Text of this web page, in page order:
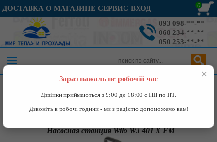
ДОСТАВКА О МАГАЗИНЕ СЕРВИС ВХОД 0
093 098-**-**
068 234-**-**
050 253-**-**
Насосное оборудование»Насосная станция Wilo WJ
Насосная станция Wilo WJ 401 X EM
×
Зараз нажаль не робочій час
Дзвінки приймаються з 9:00 до 18:00 с ПН по ПТ.
Дзвоніть в робочі години - ми з радістю допоможемо вам!